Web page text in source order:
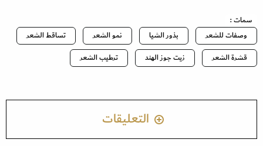
سمات :
وصفات للشعر
بذور الشيا نمو الشعر
تساقط الشعر
قشرة الشعر
زيت جوز الهند ترطيب الشعر
التعليقات